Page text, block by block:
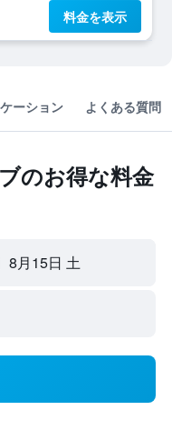
料金を表示
ーション よくある質問
のお得な料金
8月15日 土